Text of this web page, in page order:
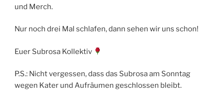
und Merch.
Nur noch drei Mal schlafen, dann sehen wir uns schon!
Euer Subrosa Kollektiv
P.S.: Nicht vergessen, dass das Subrosa am Sonntag
wegen Kater und Aufräumen geschlossen bleibt.